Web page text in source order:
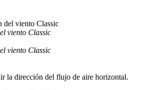
viento Classic
viento Classic
la dirección del flujo de aire horizontal.